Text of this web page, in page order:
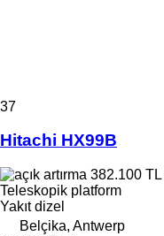
37
Hitachi HX99B
382.100 TL
Teleskopik platform
Yakıt dizel
Belçika, Antwerp